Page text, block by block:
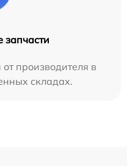
запчасти
производителя в
складах.